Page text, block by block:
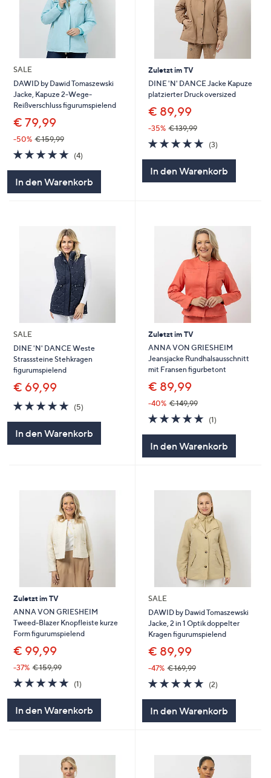
SALE
DAWID by Dawid Tomaszewski
Jacke, Kapuze 2-Wege-
Reißverschluss figurumspielend
€ 79,99
-50% € 159,99
5.0
von
(4)4
In den Warenkorb
Zuletzt im TV
DINE 'N' DANCE Jacke Kapuze
platzierter Druck oversized
€ 89,99
-35% € 139,99
5.0
von
(3)3
In den Warenkorb
SALE
DINE 'N' DANCE Weste
Strasssteine Stehkragen
figurumspielend
€ 69,99
5.0
von
5
(5)
In den Warenkorb
Zuletzt im TV
ANNA VON GRIESHEIM
Jeansjacke Rundhalsausschnitt
mit Fransen figurbetont
€ 89,99
-40% € 149,99
5.0
von
(1)1
In den Warenkorb
Zuletzt im TV
ANNA VON GRIESHEIM
Tweed-Blazer Knopfleiste kurze
Form figurumspielend
€ 99,99
-37% € 159,99
5.0
von
5
(1)
In den Warenkorb
SALE
DAWID by Dawid Tomaszewski
Jacke, 2 in 1 Optik doppelter
Kragen figurumspielend
€ 89,99
-47% € 169,99
5.0
von
(2)2
In den Warenkorb